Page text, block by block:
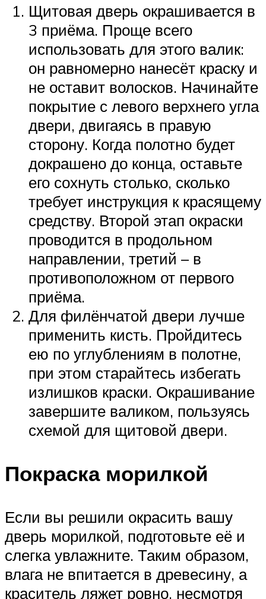
Щитовая дверь окрашивается в
3 приёма. Проще всего
использовать для этого валик:
он равномерно нанесёт краску и
не оставит волосков. Начинайте
покрытие с левого верхнего угла
двери, двигаясь в правую
сторону. Когда полотно будет
докрашено до конца, оставьте
его сохнуть столько, сколько
требует инструкция к красящему
средству. Второй этап окраски
проводится в продольном
направлении, третий – в
противоположном от первого
приёма.
Для филёнчатой двери лучше
применить кисть. Пройдитесь
ею по углублениям в полотне,
при этом старайтесь избегать
излишков краски. Окрашивание
завершите валиком, пользуясь
схемой для щитовой двери.
Покраска морилкой
Если вы решили окрасить вашу
дверь морилкой, подготовьте её и
слегка увлажните. Таким образом,
влага не впитается в древесину, а
краситель ляжет ровно, несмотря